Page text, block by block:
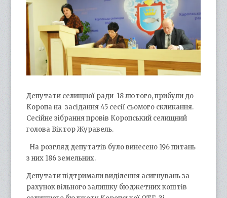
Депутати селищної ради 18 лютого, прибули до
Коропа на засідання 45 сесії сьомого скликання.
Сесійне зібрання провів Коропський селищний
голова Віктор Журавель.
На розгляд депутатів було винесено 196 питань
з них 186 земельних.
Депутати підтримали виділення асигнувань за
рахунок вільного залишку бюджетних коштів